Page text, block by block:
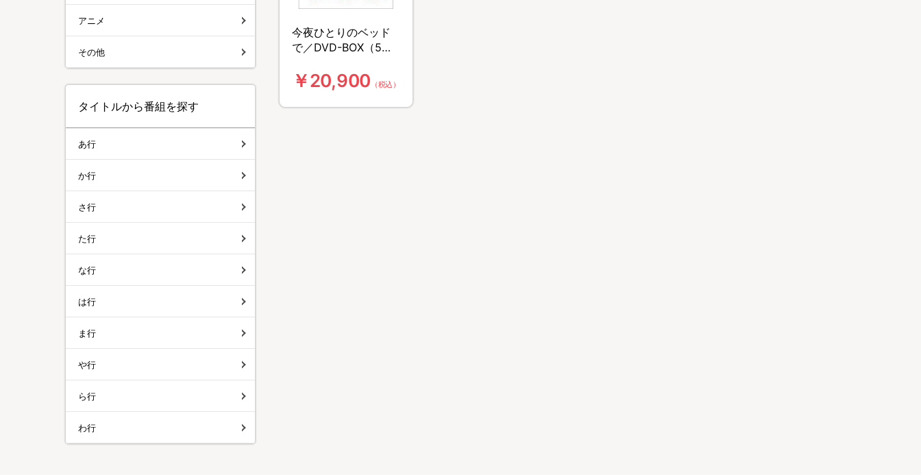
今夜ひとりのベッド
で／DVD-BOX（5枚
￥20,900 （税込）
アニメ
その他
タイトルから番組を探す
あ行
か行
さ行
た行
な行
は行
ま行
や行
ら行
わ行